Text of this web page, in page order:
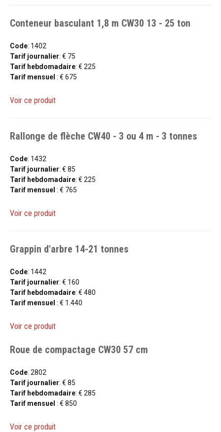
Conteneur basculant 1,8 m CW30 13 - 25 ton
Code: 1402
Tarif journalier: € 75
Tarif hebdomadaire: € 225
Tarif mensuel : € 675
Voir ce produit
Rallonge de flèche CW40 - 3 ou 4 m - 3 tonnes
Code: 1432
Tarif journalier: € 85
Tarif hebdomadaire: € 225
Tarif mensuel : € 765
Voir ce produit
Grappin d'arbre 14-21 tonnes
Code: 1442
Tarif journalier: € 160
Tarif hebdomadaire: € 480
Tarif mensuel : € 1.440
Voir ce produit
Roue de compactage CW30 57 cm
Code: 2802
Tarif journalier: € 85
Tarif hebdomadaire: € 285
Tarif mensuel : € 850
Voir ce produit